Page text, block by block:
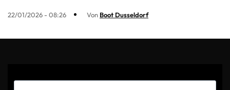
22/01/2026 - 08:26 Von Boot Dusseldorf